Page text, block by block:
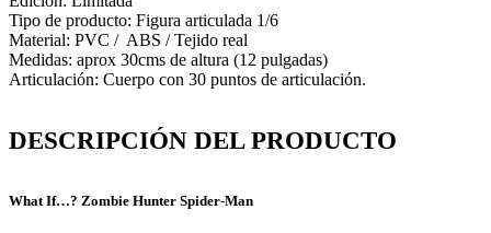
Tipo de producto: Figura articulada 1/6
Material: PVC / ABS / Tejido real
Medidas: aprox 30cms de altura (12 pulgadas)
Articulación: Cuerpo con 30 puntos de articulación.
DESCRIPCIÓN DEL PRODUCTO
What If…? Zombie Hunter Spider-Man